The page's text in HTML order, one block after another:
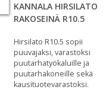
KANNALA HIRSILATO
RAKOSEINÄ R10.5
Hirsilato R10.5 sopii
puuvajaksi, varastoksi
puutarhatyökaluille ja
puutarhakoneille sekä
kausituotevarastoksi.